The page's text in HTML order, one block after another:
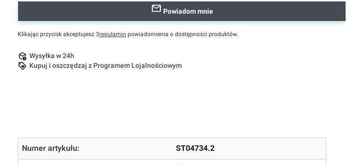
Powiadom mnie
Klikając przycisk akceptujesz 3regulamin powiadomienia o dostępności produktów.
Wysyłka w 24h
Kupuj i oszczędzaj z Programem Lojalnościowym
Numer artykułu: ST04734.2